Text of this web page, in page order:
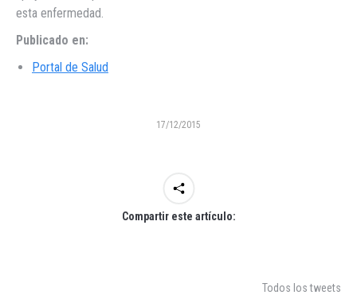
esta enfermedad.
Publicado en:
Portal de Salud
17/12/2015
Compartir este artículo:
Todos los tweets